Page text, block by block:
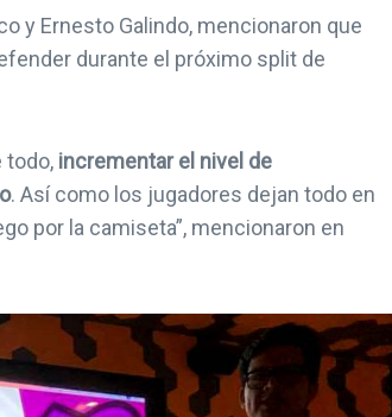
y Ernesto Galindo, mencionaron que
durante el próximo split de
todo, incrementar el nivel de
. Así como los jugadores dejan todo en
por la camiseta”, mencionaron en